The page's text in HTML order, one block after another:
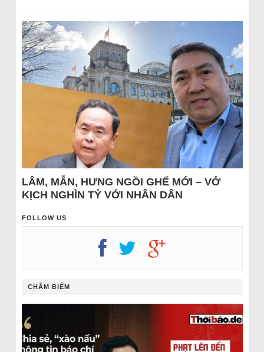
LÂM, MẪN, HƯNG NGỒI GHẾ MỚI – VỞ
KỊCH NGHÌN TỶ VỚI NHÂN DÂN
FOLLOW US
CHÂM BIẾM